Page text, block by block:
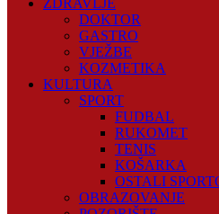
ZDRAVLJE
DOKTOR
GASTRO
VJEŽBE
KOZMETIKA
KULTURA
SPORT
FUDBAL
RUKOMET
TENIS
KOŠARKA
OSTALI
OBRAZOVANJE